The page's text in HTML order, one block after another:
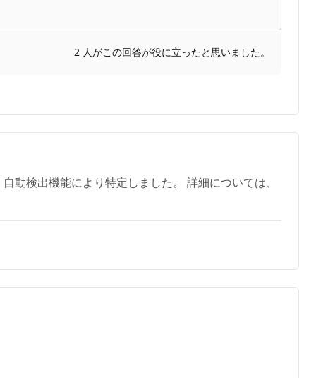
2 人がこの回答が役に立ったと思いました。
動検出機能により特定しました。 詳細については、